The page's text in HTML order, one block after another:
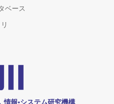
ベース
情報•システム研究機構